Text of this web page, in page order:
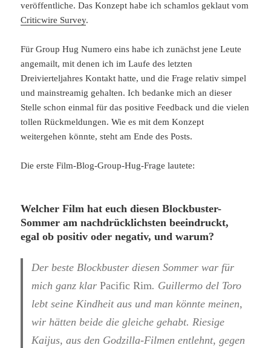
veröffentliche. Das Konzept habe ich schamlos geklaut vom
Criticwire Survey.
Für Group Hug Numero eins habe ich zunächst jene Leute
angemailt, mit denen ich im Laufe des letzten
Dreivierteljahres Kontakt hatte, und die Frage relativ simpel
und mainstreamig gehalten. Ich bedanke mich an dieser
Stelle schon einmal für das positive Feedback und die vielen
tollen Rückmeldungen. Wie es mit dem Konzept
weitergehen könnte, steht am Ende des Posts.
Die erste Film-Blog-Group-Hug-Frage lautete:
Welcher Film hat euch diesen Blockbuster-
Sommer am nachdrücklichsten beeindruckt,
egal ob positiv oder negativ, und warum?
Der beste Blockbuster diesen Sommer war für
mich ganz klarPacific Rim. Guillermo del Toro
lebt seine Kindheit aus und man könnte meinen,
wir hätten beide die gleiche gehabt. Riesige
Kaijus, aus den Godzilla-Filmen entlehnt, gegen